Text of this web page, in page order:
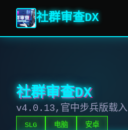
社群审查DX
社群审查DX
v4.0.13,官中步兵版载入
SLG 电脑 安卓